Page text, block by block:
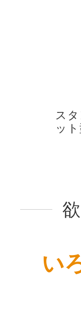
ス
ット
い